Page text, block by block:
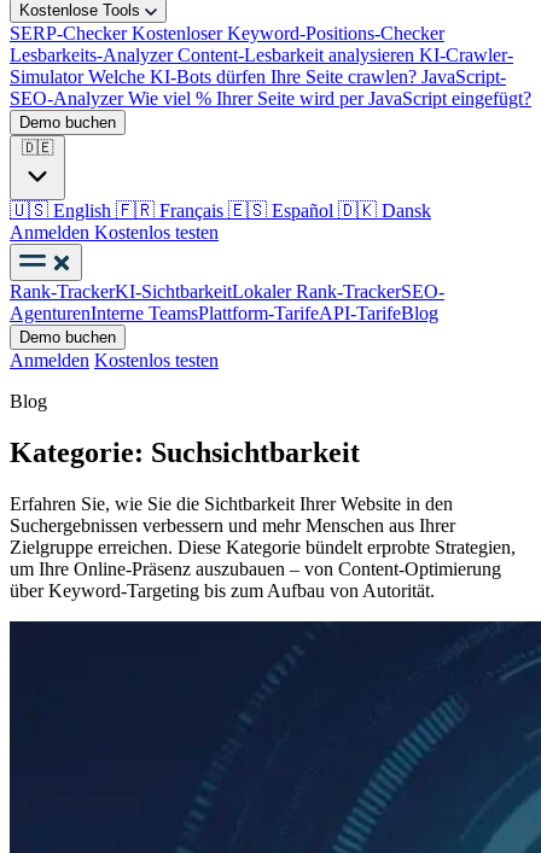
Kostenlose Tools
SERP-CheckerKostenloser Keyword-Positions-Checker
Lesbarkeits-AnalyzerContent-Lesbarkeit analysieren KI-Crawler-
SimulatorWelche KI-Bots dürfen Ihre Seite crawlen? JavaScript-
SEO-AnalyzerWie viel % Ihrer Seite wird per JavaScript eingefügt?
Demo buchen
🇩🇪
🇺🇸 English 🇫🇷 Français 🇪🇸 Español 🇩🇰 Dansk
Anmelden Kostenlos testen
Rank-TrackerKI-SichtbarkeitLokaler Rank-TrackerSEO-
AgenturenInterne TeamsPlattform-TarifeAPI-TarifeBlog
Demo buchen
Anmelden Kostenlos testen
Blog
Kategorie: Suchsichtbarkeit
Erfahren Sie, wie Sie die Sichtbarkeit Ihrer Website in den
Suchergebnissen verbessern und mehr Menschen aus Ihrer
Zielgruppe erreichen. Diese Kategorie bündelt erprobte Strategien,
um Ihre Online-Präsenz auszubauen – von Content-Optimierung
über Keyword-Targeting bis zum Aufbau von Autorität.